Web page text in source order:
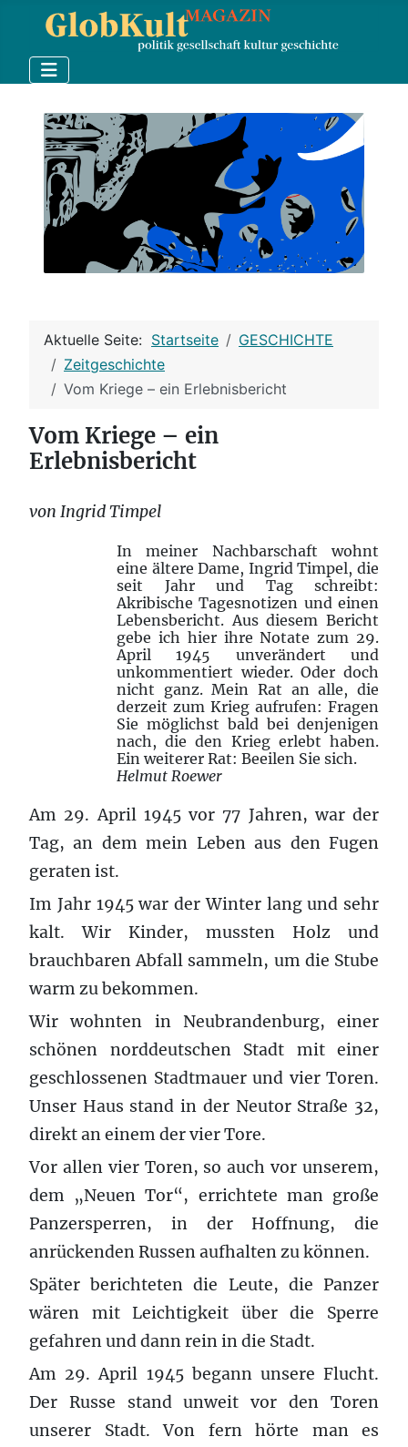
Aktuelle Seite: Startseite
GESCHICHTE
Zeitgeschichte
Vom Kriege – ein Erlebnisbericht
Vom Kriege – ein
Erlebnisbericht
von Ingrid Timpel
In meiner Nachbarschaft wohnt
eine ältere Dame, Ingrid Timpel, die
seit Jahr und Tag schreibt:
Akribische Tagesnotizen und einen
Lebensbericht. Aus diesem Bericht
gebe ich hier ihre Notate zum 29.
April 1945 unverändert und
unkommentiert wieder. Oder doch
nicht ganz. Mein Rat an alle, die
derzeit zum Krieg aufrufen: Fragen
Sie möglichst bald bei denjenigen
nach, die den Krieg erlebt haben.
Ein weiterer Rat: Beeilen Sie sich.
Helmut Roewer
Am 29. April 1945 vor 77 Jahren, war der
Tag, an dem mein Leben aus den Fugen
geraten ist.
Im Jahr 1945 war der Winter lang und sehr
kalt. Wir Kinder, mussten Holz und
brauchbaren Abfall sammeln, um die Stube
warm zu bekommen.
Wir wohnten in Neubrandenburg, einer
schönen norddeutschen Stadt mit einer
geschlossenen Stadtmauer und vier Toren.
Unser Haus stand in der Neutor Straße 32,
direkt an einem der vier Tore.
Vor allen vier Toren, so auch vor unserem,
dem „Neuen Tor“, errichtete man große
Panzersperren, in der Hoffnung, die
anrückenden Russen aufhalten zu können.
Später berichteten die Leute, die Panzer
wären mit Leichtigkeit über die Sperre
gefahren und dann rein in die Stadt.
Am 29. April 1945 begann unsere Flucht.
Der Russe stand unweit vor den Toren
unserer Stadt. Von fern hörte man es